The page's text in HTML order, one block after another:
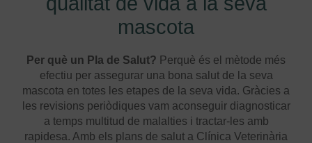
mascota
Per què un Pla de Salut? Perquè és el mètode més
efectiu per assegurar una bona salut de la seva
mascota en totes les etapes de la seva vida. Gràcies a
les revisions periòdiques vam aconseguir diagnosticar
a temps multitud de malalties i tractar-les amb
rapidesa. Amb els plans de salut a Clínica Veterinària